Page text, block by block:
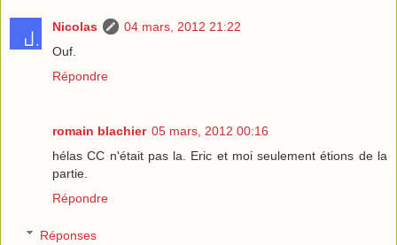
Nicolas
04 mars, 2012 21:22
Ouf.
Répondre
romain blachier 05 mars, 2012 00:16
hélas CC n'était pas la. Eric et moi seulement étions de la
partie.
Répondre
Réponses